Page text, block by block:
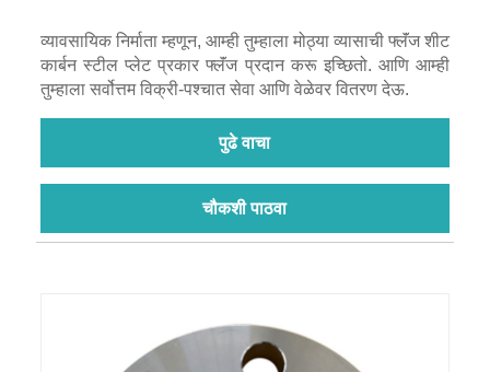
व्यावसायिक निर्माता म्हणून, आम्ही तुम्हाला मोठ्या व्यासाची फ्लॅंज शीट
कार्बन स्टील प्लेट प्रकार फ्लॅंज प्रदान करू इच्छितो. आणि आम्ही
तुम्हाला सर्वोत्तम विक्री-पश्चात सेवा आणि वेळेवर वितरण देऊ.
पुढे वाचा
चौकशी पाठवा